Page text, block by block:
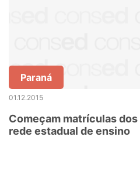
Paraná
01.12.2015
Começam matrículas
rede estadual de ensino